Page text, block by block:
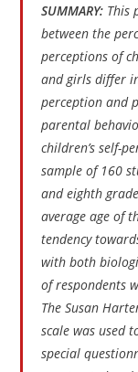
SUMMARY: This
between the
perceptions of
and girls differ
perception and
parental
children’s self-
sample of 160
and eighth
average age of
tendency
with both
of respondents
The Susan
scale was used
special